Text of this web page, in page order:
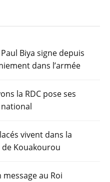
erBiya signe depuis
dans l’armée
la RDC pose ses
vivent dans la
Kouakourou
au Roi